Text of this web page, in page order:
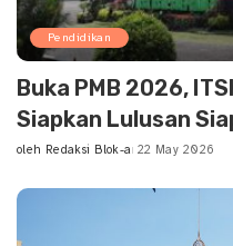
Pendidikan
Buka PMB 2026,
Siapkan Lulusan
Posted
oleh Redaksi Blok-a 22 May 2026